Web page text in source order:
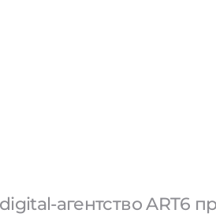
агентство ART6